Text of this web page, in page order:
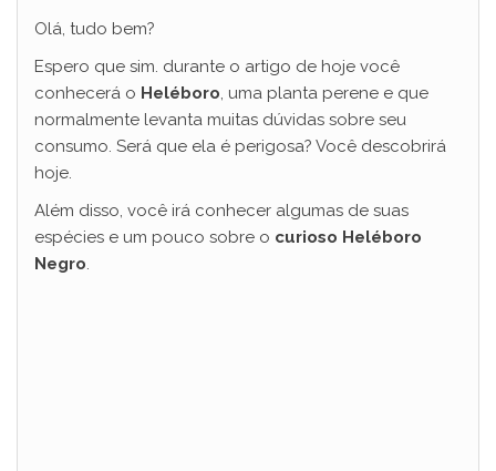
Olá, tudo bem?
Espero que sim. durante o artigo de hoje você
conhecerá o Heléboro, uma planta perene e que
normalmente levanta muitas dúvidas sobre seu
consumo. Será que ela é perigosa? Você descobrirá
hoje.
Além disso, você irá conhecer algumas de suas
espécies e um pouco sobre o curioso Heléboro
Negro.